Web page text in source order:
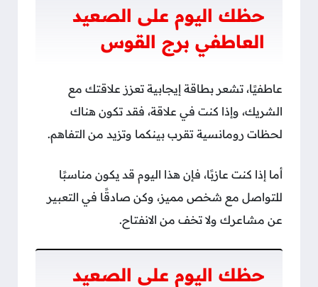
حظك اليوم على الصعيد
العاطفي برج القوس
عاطفيًا، تشعر بطاقة إيجابية تعزز علاقتك مع
الشريك، وإذا كنت في علاقة، فقد تكون هناك
لحظات رومانسية تقرب بينكما وتزيد من التفاهم.
أما إذا كنت عازبًا، فإن هذا اليوم قد يكون مناسبًا
للتواصل مع شخص مميز، وكن صادقًا في التعبير
عن مشاعرك ولا تخف من الانفتاح.
حظك اليوم على الصعيد